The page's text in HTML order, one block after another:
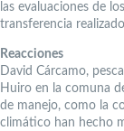
las evaluaciones de
transferencia
Reacciones
David Cárcamo,
Huiro en la comuna
de manejo, como la
climático han hecho